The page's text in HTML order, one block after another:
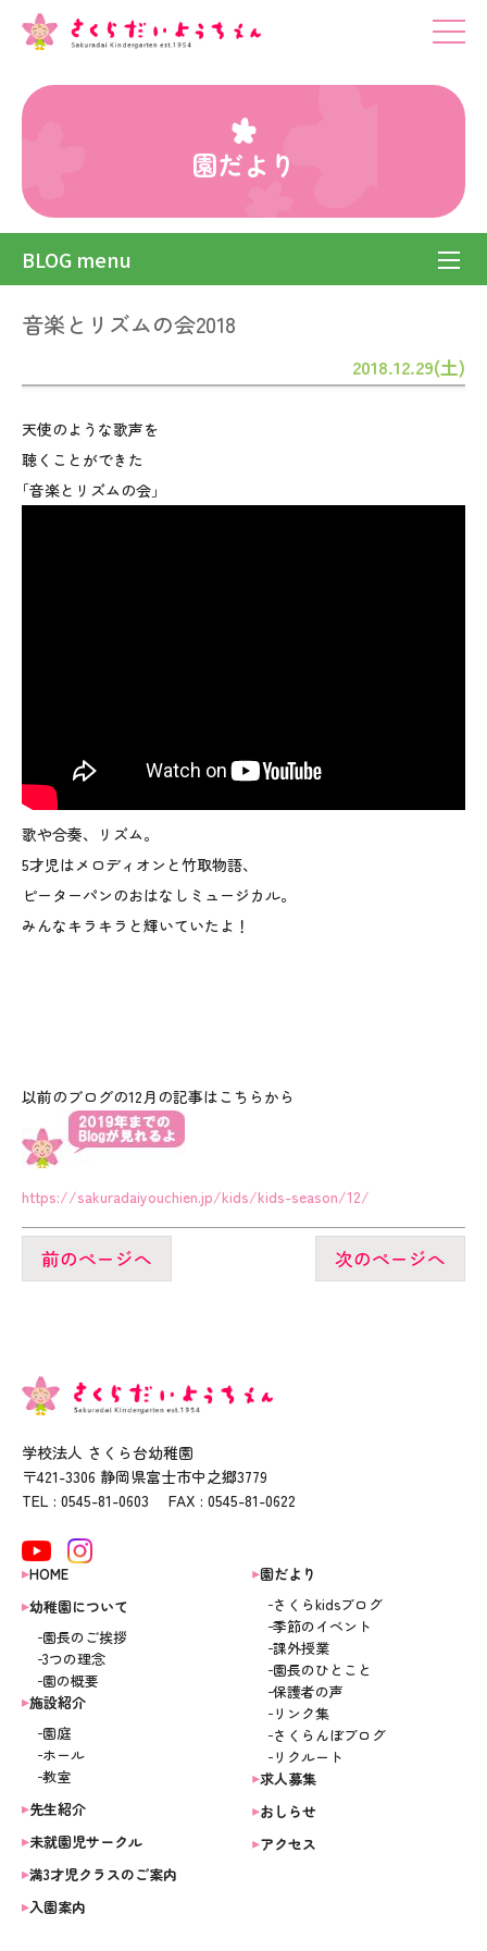
園だより
BLOG menu
音楽とリズムの会2018
2018.12.29(土)
天使のような歌声を
聴くことができた
｢音楽とリズムの会｣
歌や合奏、リズム。
5才児はメロディオンと竹取物語、
ピーターパンのおはなしミュージカル。
みんなキラキラと輝いていたよ！
以前のブログの12月の記事はこちらから
https://sakuradaiyouchien.jp/kids/kids-season/12/
前のページへ 次のページへ
学校法人 さくら台幼稚園
〒421-3306 静岡県富士市中之郷3779
TEL : 0545-81-0603 FAX : 0545-81-0622
HOME
幼稚園について
園長のご挨拶
3つの理念
園の概要
施設紹介
園庭
ホール
教室
先生紹介
未就園児サークル
満3才児クラスのご案内
入園案内
園だより
さくらkidsブログ
季節のイベント
課外授業
園長のひとこと
保護者の声
リンク集
さくらんぼブログ
リクルート
求人募集
おしらせ
アクセス